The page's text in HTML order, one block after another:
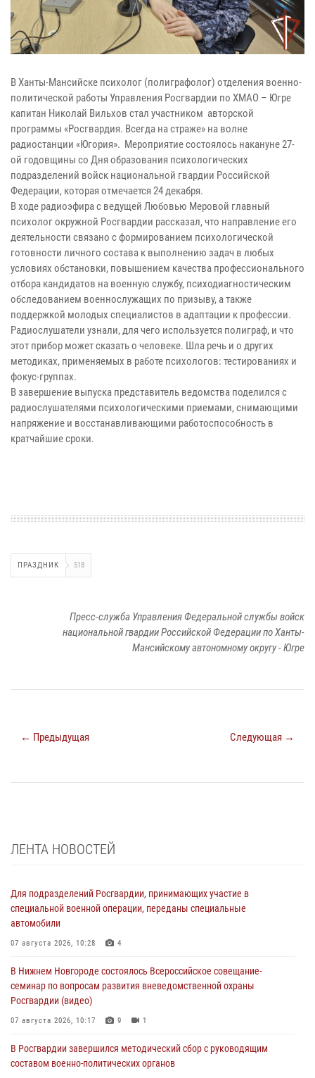
В Ханты-Мансийске психолог (полиграфолог) отделения военно-
политической работы Управления Росгвардии по ХМАО – Югре
капитан Николай Вильхов стал участником авторской
программы «Росгвардия. Всегда на страже» на волне
радиостанции «Югория». Мероприятие состоялось накануне 27-
ой годовщины со Дня образования психологических
подразделений войск национальной гвардии Российской
Федерации, которая отмечается 24 декабря.
В ходе радиоэфира с ведущей Любовью Меровой главный
психолог окружной Росгвардии рассказал, что направление его
деятельности связано с формированием психологической
готовности личного состава к выполнению задач в любых
условиях обстановки, повышением качества профессионального
отбора кандидатов на военную службу, психодиагностическим
обследованием военнослужащих по призыву, а также
поддержкой молодых специалистов в адаптации к профессии.
Радиослушатели узнали, для чего используется полиграф, и что
этот прибор может сказать о человеке. Шла речь и о других
методиках, применяемых в работе психологов: тестированиях и
фокус-группах.
В завершение выпуска представитель ведомства поделился с
радиослушателями психологическими приемами, снимающими
напряжение и восстанавливающими работоспособность в
кратчайшие сроки.
ПРАЗДНИК 518
Пресс-служба Управления Федеральной службы войск
национальной гвардии Российской Федерации по Ханты-
Мансийскому автономному округу - Югре
← Предыдущая Следующая →
ЛЕНТА НОВОСТЕЙ
Для подразделений Росгвардии, принимающих участие в
специальной военной операции, переданы специальные
автомобили
07 августа 2026, 10:28 4
В Нижнем Новгороде состоялось Всероссийское совещание-
семинар по вопросам развития вневедомственной охраны
Росгвардии (видео)
07 августа 2026, 10:17 9 1
В Росгвардии завершился методический сбор с руководящим
составом военно-политических органов